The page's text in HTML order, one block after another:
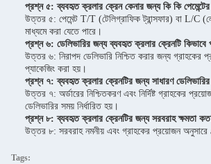
প্রশ্ন ৫: ব্যবহৃত ক্রলার ক্রেন কেনার জন্য কি কি পেমেন্টের
উত্তর ৫: পেমেন্ট T/T (টেলিগ্রাফিক ট্রান্সফার) বা L/C
মাধ্যমে করা যেতে পারে।
প্রশ্ন ৬: ডেলিভারির জন্য ব্যবহৃত ক্রলার ক্রেনটি কিভাবে
উত্তর ৬: নিরাপদ ডেলিভারি নিশ্চিত করার জন্য গ্রাহকের
প্যাকেজিং করা হয়।
প্রশ্ন ৭: ব্যবহৃত ক্রলার ক্রেনটির জন্য সাধারণ
উত্তর ৭: অর্ডারের নিশ্চিতকরণ এবং নির্দিষ্ট গ্রাহকের
ডেলিভারির সময় নির্ধারিত হয়।
প্রশ্ন ৮: ব্যবহৃত ক্রলার ক্রেনটির জন্য সরবরাহ ক্ষমতা
উত্তর ৮: সরবরাহ নমনীয় এবং গ্রাহকের প্রয়োজন
Tags: